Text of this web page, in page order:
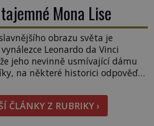
Mona Lise
obrazu světa je
Leonardo da Vinci
jeho nevinně usmívající dámu
na některé historici odpověď
Samotný císař Napoleon
má pro malbu slabost, a
první konzul přemístí do své
ČLÁNKY Z RUBRIKY ›